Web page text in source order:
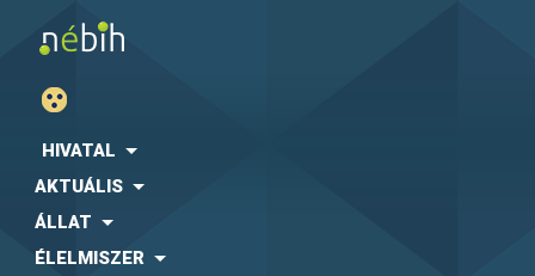
HIVATAL
AKTUÁLIS
ÁLLAT
ÉLELMISZER